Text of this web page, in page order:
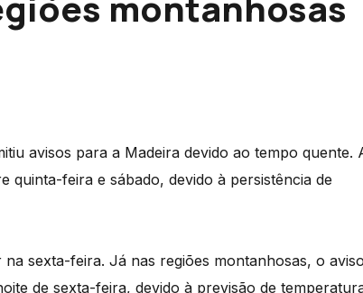
avisos para a Madeira devido ao tempo quente.
quinta-feira e sábado, devido à persistência de
sexta-feira. Já nas regiões montanhosas, o aviso
de sexta-feira, devido à previsão de